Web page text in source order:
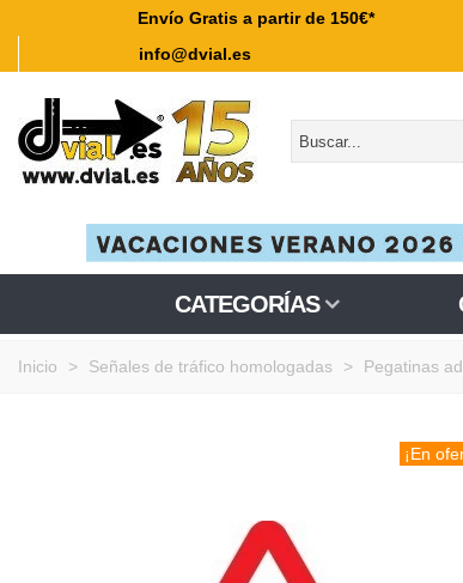
Envío Gratis a partir de 150€*
info@dvial.es
CATEGORÍAS
Inicio > Señales de tráfico homologadas > Pegatinas
¡En